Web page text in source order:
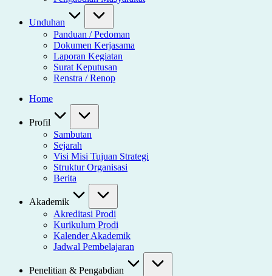
Unduhan
Panduan / Pedoman
Dokumen Kerjasama
Laporan Kegiatan
Surat Keputusan
Renstra / Renop
Home
Profil
Sambutan
Sejarah
Visi Misi Tujuan Strategi
Struktur Organisasi
Berita
Akademik
Akreditasi Prodi
Kurikulum Prodi
Kalender Akademik
Jadwal Pembelajaran
Penelitian & Pengabdian